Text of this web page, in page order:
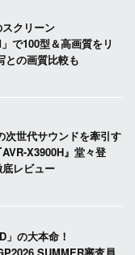
クリーン
」で100型＆高画質をリ
との画質比較も
次世代サウンドを牽引す
X3900H』堂々登
レビュー
」の大本命！
SUMMER審査員